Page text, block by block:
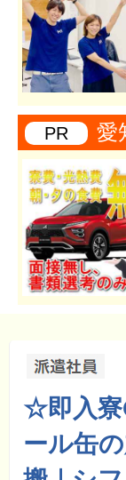
PR 愛
☆即入寮
ール缶